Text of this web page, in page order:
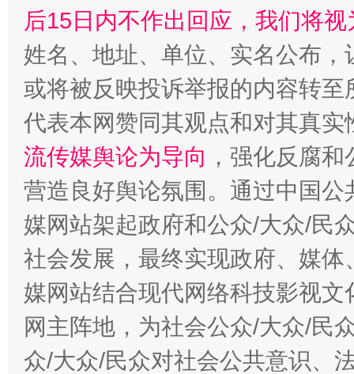
网上购药对药下症？
这是一记警钟！ 谢
后15日内不作出回应，我们将
姓名、地址、单位、实名公布
或将被反映投诉举报的内容转
代表本网赞同其观点和对其真实
流传媒舆论为导向 ，强化反腐
营造良好舆论氛围。通过中国
媒网站架起政府和公众/大众/民
社会发展，最终实现政府、媒
媒网站结合现代网络科技影视
网主阵地，为社会公众/大众/民
众/大众/民众对社会公共意识、